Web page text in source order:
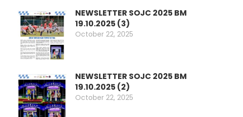
NEWSLETTER SOJC 2025 BM
19.10.2025 (3)
October 22, 2025
NEWSLETTER SOJC 2025 BM
19.10.2025 (2)
October 22, 2025